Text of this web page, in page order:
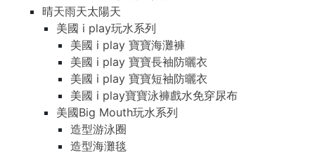
晴天雨天太陽天
美國 i play玩水系列
美國 i play 寶寶海灘褲
美國 i play 寶寶長袖防曬衣
美國 i play 寶寶短袖防曬衣
美國 i play寶寶泳褲戲水免穿尿布
美國Big Mouth玩水系列
造型游泳圈
造型海灘毯